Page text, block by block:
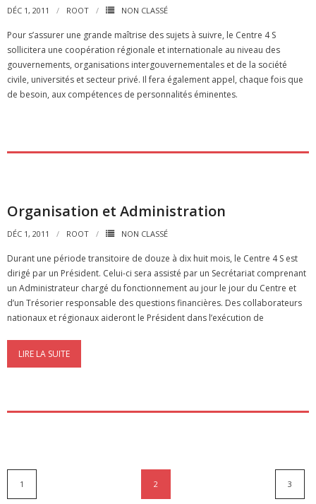
DÉC 1, 2011 ROOT NON CLASSÉ
Pour s’assurer une grande maîtrise des sujets à suivre, le Centre 4 S
sollicitera une coopération régionale et internationale au niveau des
gouvernements, organisations intergouvernementales et de la société
civile, universités et secteur privé. Il fera également appel, chaque fois que
de besoin, aux compétences de personnalités éminentes.
Organisation et Administration
DÉC 1, 2011 ROOT NON CLASSÉ
Durant une période transitoire de douze à dix huit mois, le Centre 4 S est
dirigé par un Président. Celui-ci sera assisté par un Secrétariat comprenant
un Administrateur chargé du fonctionnement au jour le jour du Centre et
d’un Trésorier responsable des questions financières. Des collaborateurs
nationaux et régionaux aideront le Président dans l’exécution de
LIRE LA SUITE
1 2 3